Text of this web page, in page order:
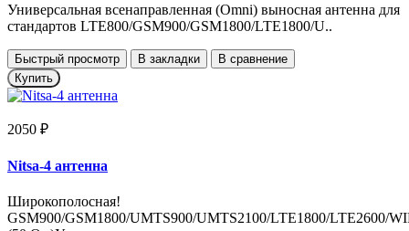
Универсальная всенаправленная (Omni) выносная антенна для
стандартов LTE800/GSM900/GSM1800/LTE1800/U..
Быстрый просмотр В закладки
В сравнение
Купить
2050 ₽
Nitsa-4 антенна
Широкополосная!
GSM900/GSM1800/UMTS900/UMTS2100/LTE1800/LTE2600/